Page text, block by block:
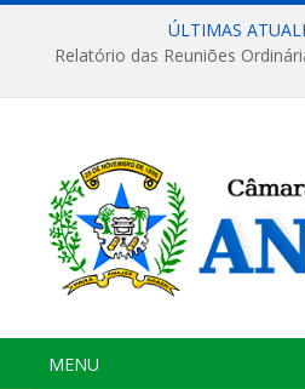
ÚLTIMAS
Relatório das Reuniões
MENU